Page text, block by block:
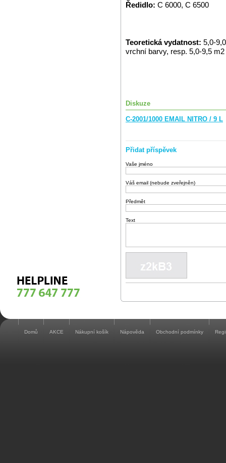
Ředidlo: C 6000, C 6500
Teoretická vydatnost: 5,0-
vrchní barvy, resp. 5,0-9,5
Diskuze
C-2001/1000 EMAIL NITRO / 9 L
Přidat příspěvek
Vaše jméno
Váš email (nebude zveřejněn)
Předmět
Text
Domů AKCE Nákupní košík Nápověda Obchodní podmínky